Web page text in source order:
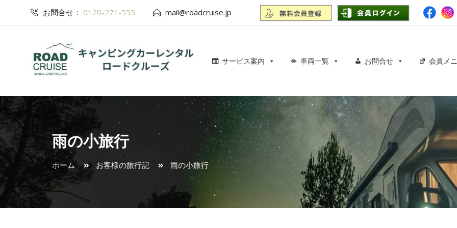
お問合せ： 0120-271-555 mail@roadcruise.jp
サービス案内 車両一覧 お問合せ 会員メ
雨の小旅行
ホーム お客様の旅行記 雨の小旅行